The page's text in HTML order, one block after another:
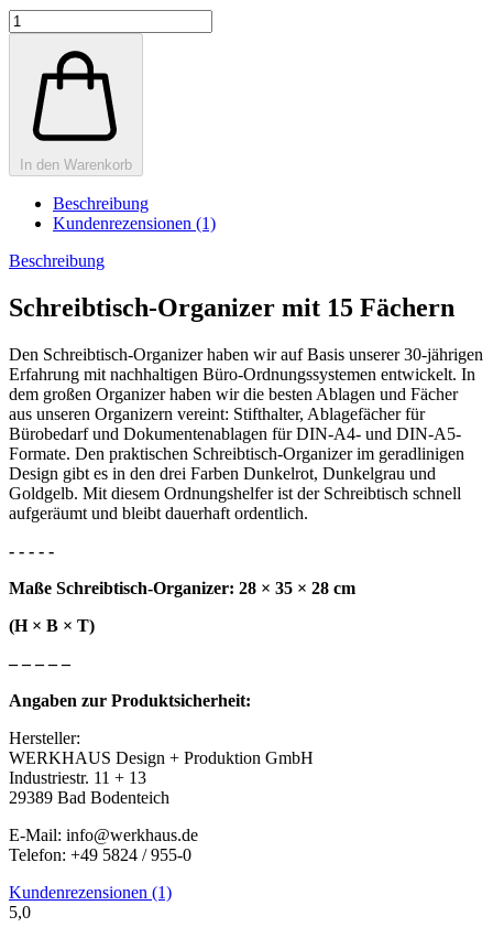
In den Warenkorb
Beschreibung
Kundenrezensionen (1)
Beschreibung
Schreibtisch-Organizer mit 15 Fächern
Den Schreibtisch-Organizer haben wir auf Basis unserer 30-jährigen
Erfahrung mit nachhaltigen Büro-Ordnungssystemen entwickelt. In
dem großen Organizer haben wir die besten Ablagen und Fächer
aus unseren Organizern vereint: Stifthalter, Ablagefächer für
Bürobedarf und Dokumentenablagen für DIN-A4- und DIN-A5-
Formate. Den praktischen Schreibtisch-Organizer im geradlinigen
Design gibt es in den drei Farben Dunkelrot, Dunkelgrau und
Goldgelb. Mit diesem Ordnungshelfer ist der Schreibtisch schnell
aufgeräumt und bleibt dauerhaft ordentlich.
- - - - -
Maße Schreibtisch-Organizer: 28 × 35 × 28 cm
(H × B × T)
– – – – –
Angaben zur Produktsicherheit:
Hersteller:
WERKHAUS Design + Produktion GmbH
Industriestr. 11 + 13
29389 Bad Bodenteich
E-Mail: info@werkhaus.de
Telefon: +49 5824 / 955-0
Kundenrezensionen (1)
5,0